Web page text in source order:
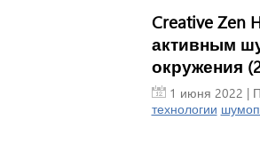
Creative
активным
окружения
1 июня 2022 |
технологии